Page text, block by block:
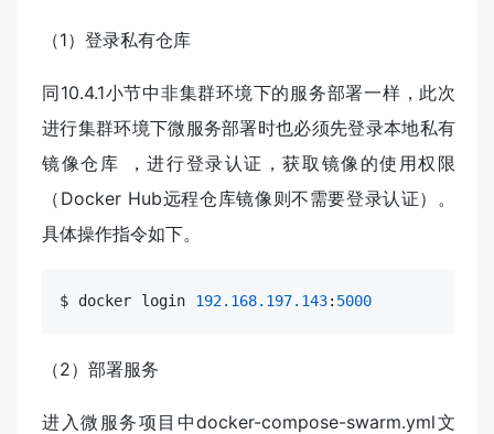
（1）登录私有仓库
同10.4.1小节中非集群环境下的服务部署一样，此次
进行集群环境下微服务部署时也必须先登录本地私有
镜像仓库 ，进行登录认证，获取镜像的使用权限
（Docker Hub远程仓库镜像则不需要登录认证）。
具体操作指令如下。
$ docker login 192.168.197.143: 5000
（2）部署服务
进入微服务项目中docker-compose-swarm.yml文